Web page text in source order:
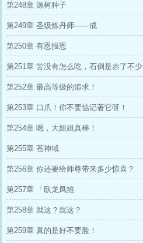
第248章 源树种子
第249章 圣级炼丹师——成
第250章 有恩报恩
第251章 苦没有怎么吃，石倒是赤了不少
第252章 最高等级的追求！
第253章 口爪！你不要惦记著它呀！
第254章 嗯，大姐姐真棒！
第255章 苍神域
第256章 你还要给师尊带来多少惊喜？
第257章 「臥龙凤雏
第258章 就这？就这？
第259章 真的是好不要脸！